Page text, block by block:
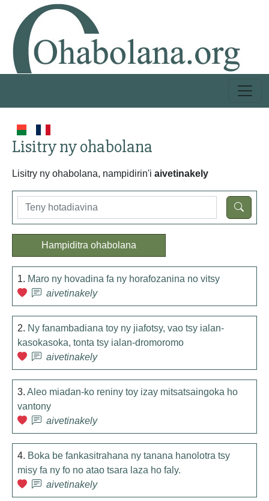
Lisitry ny ohabolana
Lisitry ny ohabolana, nampidirin'i aivetinakely
Hampiditra ohabolana
1. Maro ny hovadina fa ny horafozanina no vitsy
aivetinakely
2. Ny fanambadiana toy ny jiafotsy, vao tsy ialan-
kasokasoka, tonta tsy ialan-dromoromo
aivetinakely
3. Aleo miadan-ko reniny toy izay mitsatsaingoka ho
vantony
aivetinakely
4. Boka be fankasitrahana ny tanana hanolotra tsy
misy fa ny fo no atao tsara laza ho faly.
aivetinakely